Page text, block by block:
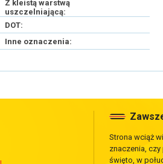
Z kleistą warstwą
uszczelniającą:
DOT:
Inne oznaczenia:
Strona wciąż
znaczenia,
święto, w